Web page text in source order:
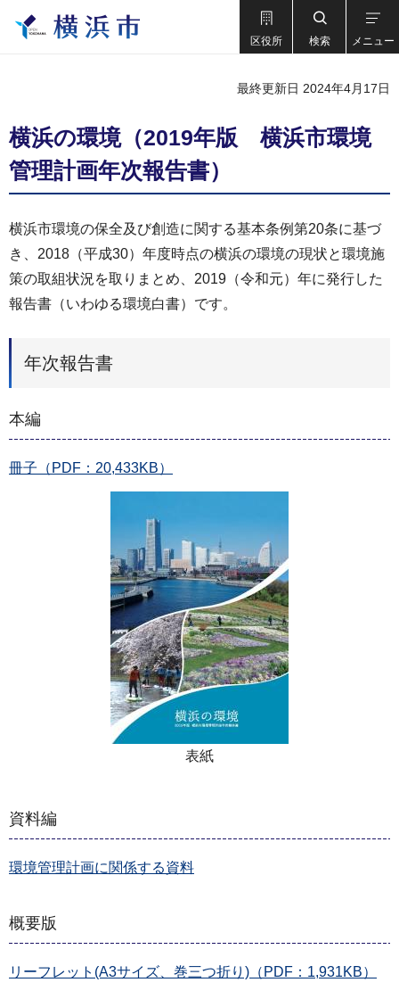
区役所 検索 メニュー
最終更新日 2024年4月17日
横浜の環境（2019年版 横浜市環境
管理計画年次報告書）
横浜市環境の保全及び創造に関する基本条例第20条に基づ
き、2018（平成30）年度時点の横浜の環境の現状と環境施
策の取組状況を取りまとめ、2019（令和元）年に発行した
報告書（いわゆる環境白書）です。
年次報告書
本編
冊子（PDF：20,433KB）
表紙
資料編
環境管理計画に関係する資料
概要版
リーフレット(A3サイズ、巻三つ折り)（PDF：1,931KB）